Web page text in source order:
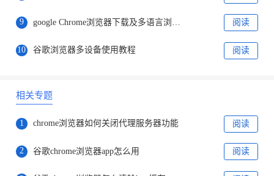
9 阅读
10 谷歌浏览器多设备使用教程 阅读
相关专题
1 chrome浏览器如何关闭代理服务器功能 阅读
2 谷歌chrome浏览器app怎么用 阅读